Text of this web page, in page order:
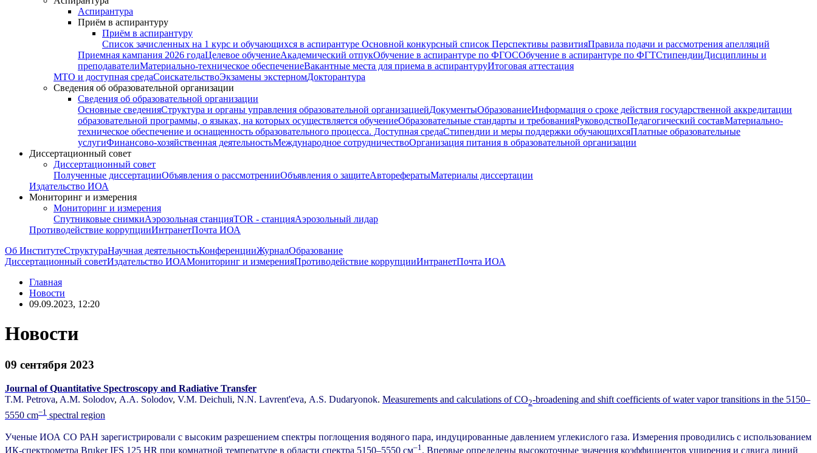
Аспирантура
Приём в аспирантуру
Приём в аспирантуру
Список зачисленных на 1 курс и обучающихся в аспирантуре Основной конкурсный список Перспективы развитияПравила подачи и рассмотрения апелляций
Приемная кампания 2026 годаЦелевое обучениеАкадемический отпукОбучение в аспирантуре по ФГОСОбучение в аспирантуре по ФГТСтипендииДисциплины и
преподавателиМатериально-техническое обеспечениеВакантные места для приема в аспирантуруИтоговая аттестация
МТО и доступная средаСоискательствоЭкзамены экстерномДокторантура
Сведения об образовательной организации
Сведения об образовательной организации
Основные сведенияСтруктура и органы управления образовательной организациейДокументыОбразованиеИнформация о сроке действия государственной аккредитации
образовательной программы, о языках, на которых осуществляется обучениеОбразовательные стандарты и требованияРуководствоПедагогический составМатериально-
техническое обеспечение и оснащенность образовательного процесса. Доступная средаСтипендии и меры поддержки обучающихсяПлатные образовательные
услугиФинансово-хозяйственная деятельностьМеждународное сотрудничествоОрганизация питания в образовательной организации
Диссертационный совет
Диссертационный совет
Полученные диссертацииОбъявления о рассмотренииОбъявления о защитеАвторефератыМатериалы диссертации
Издательство ИОА
Мониторинг и измерения
Мониторинг и измерения
Спутниковые снимкиАэрозольная станцияTOR - станцияАэрозольный лидар
Противодействие коррупцииИнтранетПочта ИОА
Об ИнститутеСтруктураНаучная деятельностьКонференцииЖурналОбразование
Диссертационный советИздательство ИОАМониторинг и измеренияПротиводействие коррупцииИнтранетПочта ИОА
Главная
Новости
09.09.2023, 12:20
Новости
09 сентября 2023
Journal of Quantitative Spectroscopy and Radiative Transfer
T.M. Petrova, A.M. Solodov, A.A. Solodov, V.M. Deichuli, N.N. Lavrent'eva, A.S. Dudaryonok. Measurements and calculations of CO2-broadening and shift coefficients of water vapor transitions in the 5150–
5550 cm−1 spectral region
Ученые ИОА СО РАН зарегистрировали с высоким разрешением спектры поглощения водяного пара, индуцированные давлением углекислого газа. Измерения проводились с использованием
ИК-спектрометра Bruker IFS 125 HR при комнатной температуре в области спектра 5150–5550 см–1. Впервые определены высокоточные значения коэффициентов уширения и сдвига линий